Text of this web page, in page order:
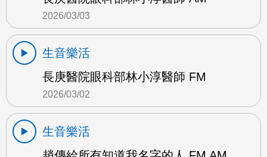
2026/03/03
生音樂活
長庚醫院眼科部林小淳醫師 FM
2026/03/02
生音樂活